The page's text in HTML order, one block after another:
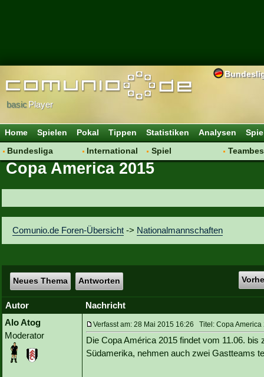
basicPlayer
Home Spielen Pokal Tippen Statistiken Analysen
Bundesliga
Hot News
Vereinsdiskussion
Vereinsfragen
International
Vereine
Spiel
Regeln & Tipps
Copa America 2015
Comunio.de Foren-Übersicht -> Nationalmannschaften
Neues Thema Antworten
Autor
Nachricht
Alo Atog
Moderator
Verfasst am: 28 Mai 2015 16:26 Titel: Copa America
Die Copa América 2015 findet vom 11.06.
Südamerika, nehmen auch zwei Gastteams